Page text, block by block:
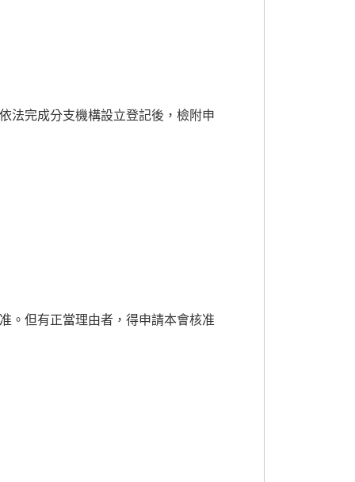
法完成分支機構設立登記後，檢附申
。但有正當理由者，得申請本會核准